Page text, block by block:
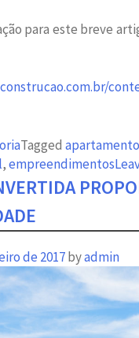
para este breve
Tagged apartamento
,empreendimentos
de 2017byadmin